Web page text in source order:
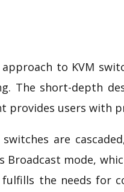
to KVM
The short-depth
provides users
are
mode,
the needs for